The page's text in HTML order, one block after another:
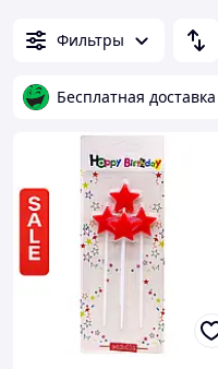
Фильтры
Бесплатная